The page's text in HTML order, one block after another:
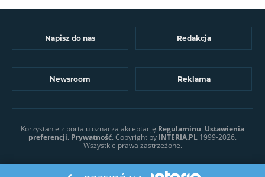
Napisz do nas Redakcja
Newsroom Reklama
Korzystanie z portalu oznacza akceptację Regulaminu. Ustawienia
preferencji. Prywatność. Copyright by INTERIA.PL 1999-2026.
Wszystkie prawa zastrzeżone.